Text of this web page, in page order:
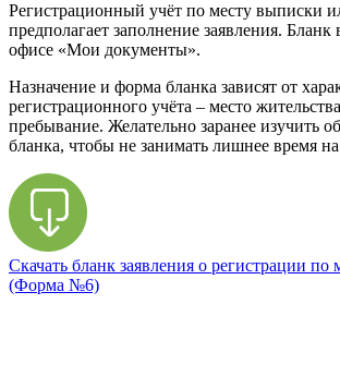
Регистрационный учёт по месту выписки
предполагает заполнение заявления. Бланк
офисе «Мои документы».
Назначение и форма бланка зависят от
регистрационного учёта – место
пребывание. Желательно заранее изучить
бланка, чтобы не занимать лишнее время
Скачать бланк заявления о регистрации по
(Форма №6)